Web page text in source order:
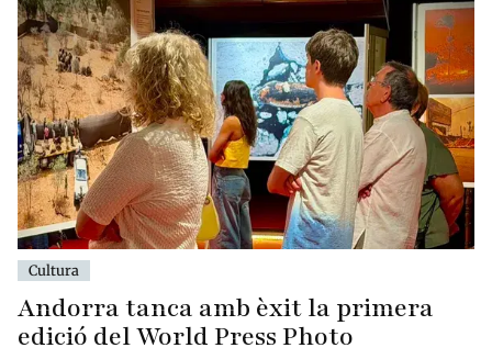
Cultura
Andorra tanca amb èxit la primera
edició del World Press Photo